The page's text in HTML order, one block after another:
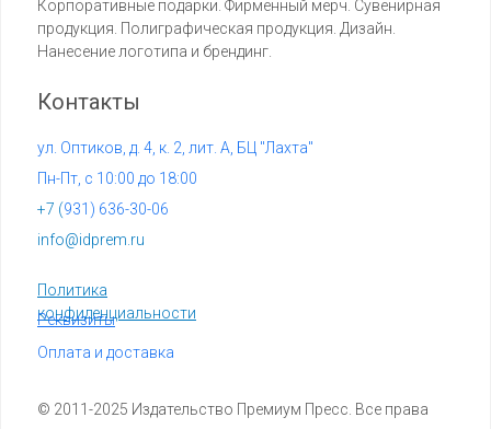
© 2011-2025 Издательство Премиум Пресс. Все права
Корпоративные подарки. Фирменный мерч. Сувенирная
продукция. Полиграфическая продукция. Дизайн.
Нанесение логотипа и брендинг.
info@idprem.ru
Контакты
Политика
конфиденциальности
+7 (931) 636-30-06
Реквизиты
ул. Оптиков, д. 4, к. 2, лит. А, БЦ "Лахта"
Оплата и доставка
Пн-Пт, с 10:00 до 18:00